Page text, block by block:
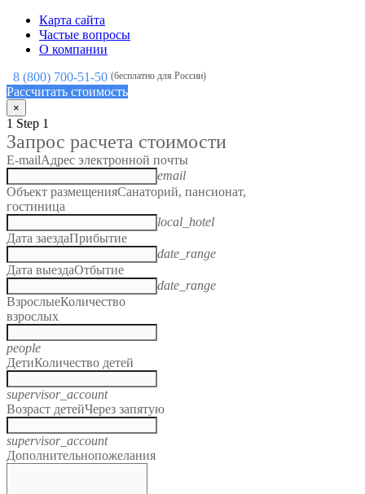
Карта сайта
Частые вопросы
О компании
8 (800) 700-51-50 (бесплатно для России)
Рассчитать стоимость
×
1 Step 1
Запрос расчета стоимости
E-mailАдрес электронной почты
email
Объект размещенияСанаторий, пансионат,
гостиница
local_hotel
Дата заездаПрибытие
date_range
Дата выездаОтбытие
date_range
ВзрослыеКоличество
взрослых
people
ДетиКоличество детей
supervisor_account
Возраст детейЧерез запятую
supervisor_account
Дополнительнопожелания